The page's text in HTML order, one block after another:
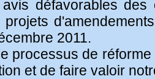
défavorables
projets
2011.
processus de
et de faire valoir